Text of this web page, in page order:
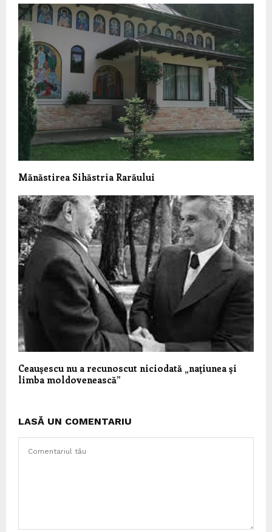
Mănăstirea Sihăstria Rarăului
Ceauşescu nu a recunoscut niciodată „naţiunea şi
limba moldovenească”
LASĂ UN COMENTARIU